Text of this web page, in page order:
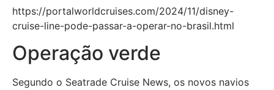
https://portalworldcruises.com/2024/11/disney-
cruise-line-pode-passar-a-operar-no-brasil.html
Operação verde
Segundo o Seatrade Cruise News, os novos navios